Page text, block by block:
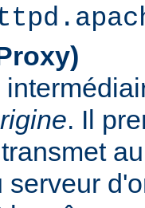
. Il
serveur